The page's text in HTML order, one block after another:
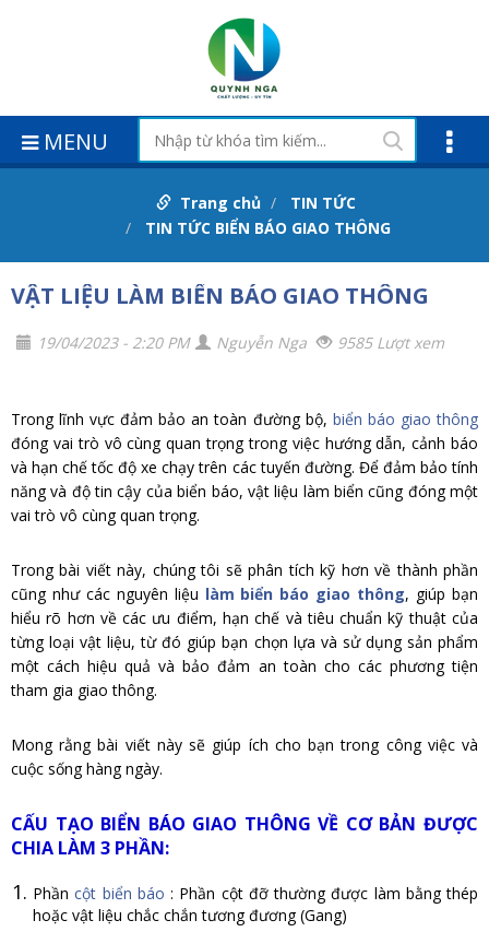
MENU
Trang chủ
TIN TỨC
TIN TỨC BIỂN BÁO GIAO THÔNG
VẬT LIỆU LÀM BIỂN BÁO GIAO THÔNG
19/04/2023 - 2:20 PM Nguyễn Nga 9585 Lượt xem
Trong lĩnh vực đảm bảo an toàn đường bộ, biển báo giao thông
đóng vai trò vô cùng quan trọng trong việc hướng dẫn, cảnh báo
và hạn chế tốc độ xe chạy trên các tuyến đường. Để đảm bảo tính
năng và độ tin cậy của biển báo, vật liệu làm biển cũng đóng một
vai trò vô cùng quan trọng.
Trong bài viết này, chúng tôi sẽ phân tích kỹ hơn về thành phần
cũng như các nguyên liệu làm biển báo giao thông, giúp bạn
hiểu rõ hơn về các ưu điểm, hạn chế và tiêu chuẩn kỹ thuật của
từng loại vật liệu, từ đó giúp bạn chọn lựa và sử dụng sản phẩm
một cách hiệu quả và bảo đảm an toàn cho các phương tiện
tham gia giao thông.
Mong rằng bài viết này sẽ giúp ích cho bạn trong công việc và
cuộc sống hàng ngày.
CẤU TẠO BIỂN BÁO GIAO THÔNG VỀ CƠ BẢN ĐƯỢC
CHIA LÀM 3 PHẦN:
Phầncột biển báo : Phần cột đỡ thường được làm bằng thép
hoặc vật liệu chắc chắn tương đương (Gang)